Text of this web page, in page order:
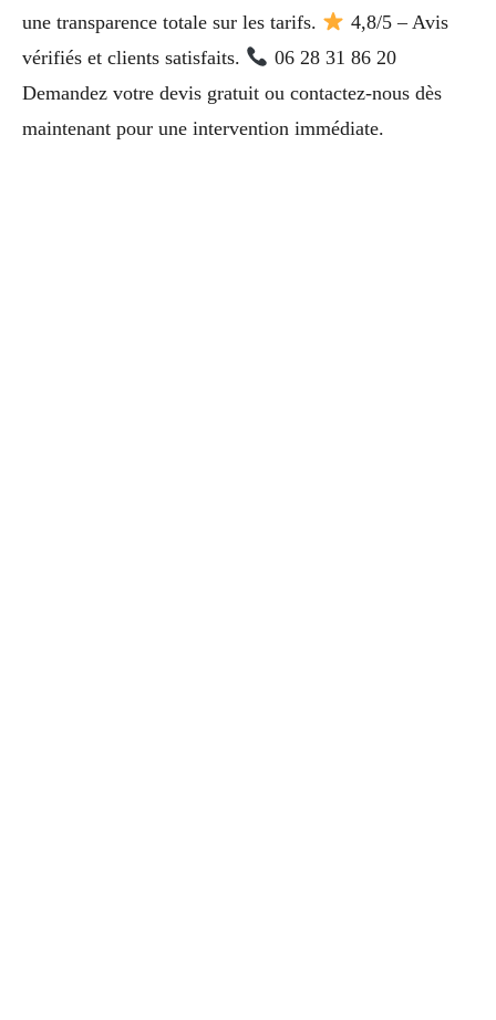
une transparence totale sur les tarifs.
4,8/5 – Avis
vérifiés et clients satisfaits.
06 28 31 86 20
Demandez votre devis gratuit ou contactez-nous dès
maintenant pour une intervention immédiate.